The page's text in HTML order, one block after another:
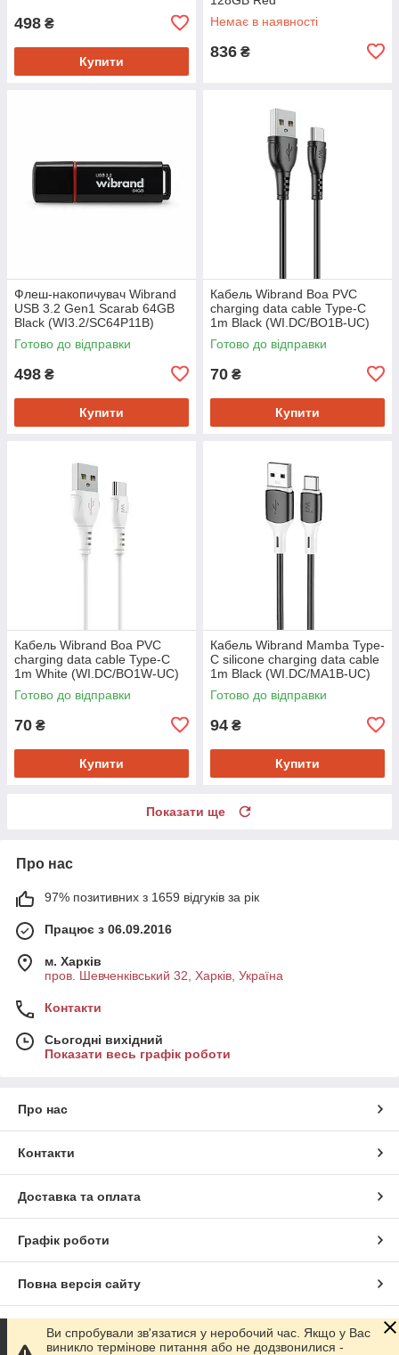
498 ₴
Купити
(WI3.2/LB128P10S)
Немає в наявності
836 ₴
Флеш-накопичувач Wibrand
USB 3.2 Gen1 Scarab 64GB
Black (WI3.2/SC64P11B)
Готово до відправки
498 ₴
Купити
Кабель Wibrand Boa PVC
charging data cable Type-C
1m Black (WI.DC/BO1B-UC)
Готово до відправки
70 ₴
Купити
Кабель Wibrand Boa PVC
charging data cable Type-C
1m White (WI.DC/BO1W-UC)
Готово до відправки
70 ₴
Купити
Кабель Wibrand Mamba Type-
C silicone charging data cable
1m Black (WI.DC/MA1B-UC)
Готово до відправки
94 ₴
Купити
Показати ще
Про нас
97% позитивних з 1659 відгуків за рік
Працює з 06.09.2016
м. Харків
пров. Шевченківський 32, Харків, Україна
Контакти
Сьогодні вихідний
Показати весь графік роботи
Про нас
Контакти
Доставка та оплата
Графік роботи
Повна версія сайту
Сайт створено на маркетплейсі Prom.ua
Ви спробували зв'язатися у неробочий час. Якщо у Вас
виникло термінове питання або не додзвонилися -